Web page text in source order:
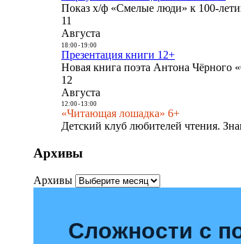
Показ х/ф «Смелые люди» к 100-
11
Августа
18:00- 19:00
Презентация книги 12+
Новая книга поэта Антона Чёрного
12
Августа
12:00- 13:00
«Читающая лошадка» 6+
Детский клуб любителей чтения.
Архивы
Архивы
Сложности с